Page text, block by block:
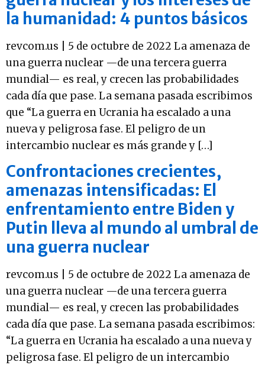
la humanidad: 4 puntos básicos
revcom.us | 5 de octubre de 2022 La amenaza de
una guerra nuclear —de una tercera guerra
mundial— es real, y crecen las probabilidades
cada día que pase. La semana pasada escribimos
que “La guerra en Ucrania ha escalado a una
nueva y peligrosa fase. El peligro de un
intercambio nuclear es más grande y […]
Confrontaciones crecientes,
amenazas intensificadas: El
enfrentamiento entre Biden y
Putin lleva al mundo al umbral de
una guerra nuclear
revcom.us | 5 de octubre de 2022 La amenaza de
una guerra nuclear —de una tercera guerra
mundial— es real, y crecen las probabilidades
cada día que pase. La semana pasada escribimos:
“La guerra en Ucrania ha escalado a una nueva y
peligrosa fase. El peligro de un intercambio